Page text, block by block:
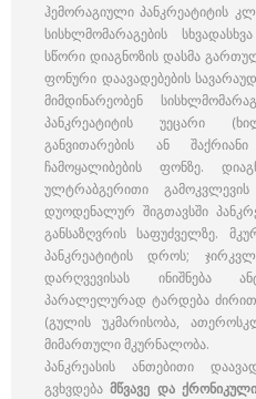
ჰემორაგიული პანკრეატიტის
სისხლმომარაგების
სწორი დიაგნოზის დასმა
ფონური დაავადებების
მიმდინარეობენ
პანკრეატიტის უეცარი
განვითარების ან
ჩამოყალიბების ფონზე.
ულტრაბგერითი
დუოდენალურ შიგთავსში
განსაზღვრის საფუძველზე.
პანკრეატიტის დროს;
დარღვევისას ინიშნება
პარალელურად ტარდება
(გულის უკმარისობა,
მიმართული მკურნალობა.
პანკრეასის ანთებითი
გვხვდებამწვავე და